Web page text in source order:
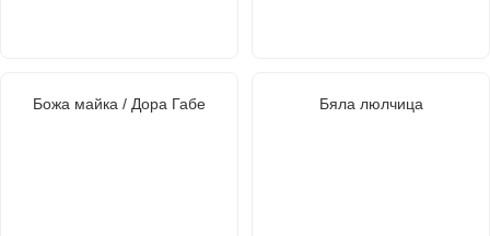
Божа майка / Дора Габе Бяла люлчица